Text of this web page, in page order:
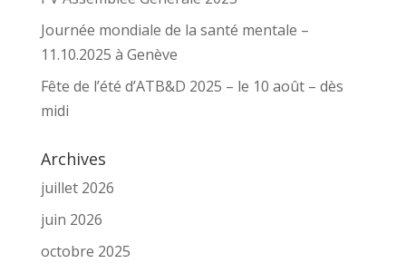
Journée mondiale de la santé mentale –
11.10.2025 à Genève
Fête de l’été d’ATB&D 2025 – le 10 août – dès
midi
Archives
juillet 2026
juin 2026
octobre 2025